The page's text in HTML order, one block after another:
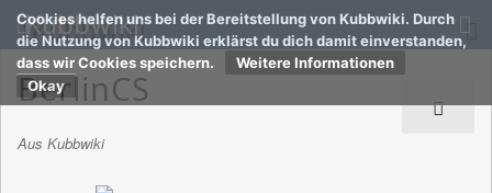
Cookies helfen uns bei der Bereitstellung von Kubbwiki. Durch
die Nutzung von Kubbwiki erklärst du dich damit einverstanden,
dass wir Cookies speichern.
Weitere Informationen
Kubbwiki
BerlinCS
Aus Kubbwiki